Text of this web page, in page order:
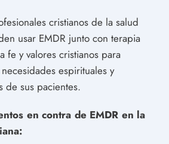
cristianos de la salud
usar EMDR junto con terapia
fe y valores cristianos para
espirituales y
de sus pacientes.
en contra de EMDR en la